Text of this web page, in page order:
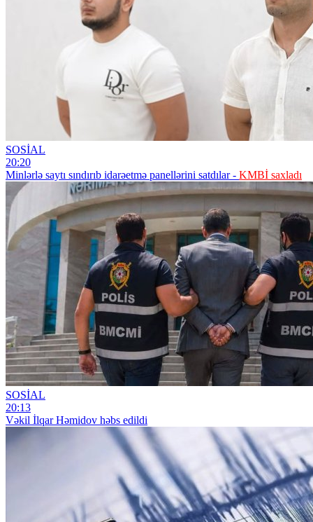
SOSİAL
20:20
Minlərlə saytı sındırıb idarəetmə panellərini satdılar - KMBİ saxladı
SOSİAL
20:13
Vəkil İlqar Həmidov həbs edildi